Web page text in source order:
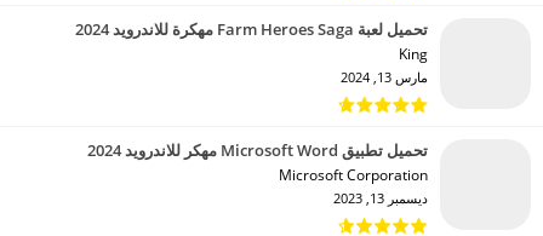
تحميل لعبة Farm Heroes Saga مهكرة للاندرويد 2024
King‏
مارس 13, 2024
تحميل تطبيق Microsoft Word مهكر للاندرويد 2024
Microsoft Corporation‏
ديسمبر 13, 2023